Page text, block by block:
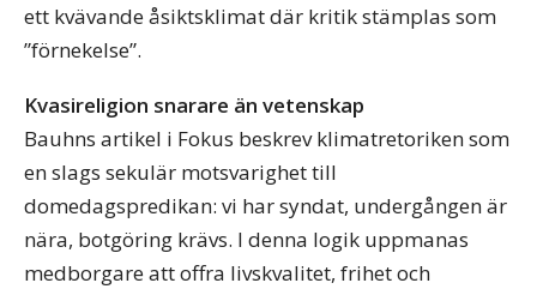
ett kvävande åsiktsklimat där kritik stämplas som
”förnekelse”.
Kvasireligion snarare än vetenskap
Bauhns artikel i Fokus beskrev klimatretoriken som
en slags sekulär motsvarighet till
domedagspredikan: vi har syndat, undergången är
nära, botgöring krävs. I denna logik uppmanas
medborgare att offra livskvalitet, frihet och